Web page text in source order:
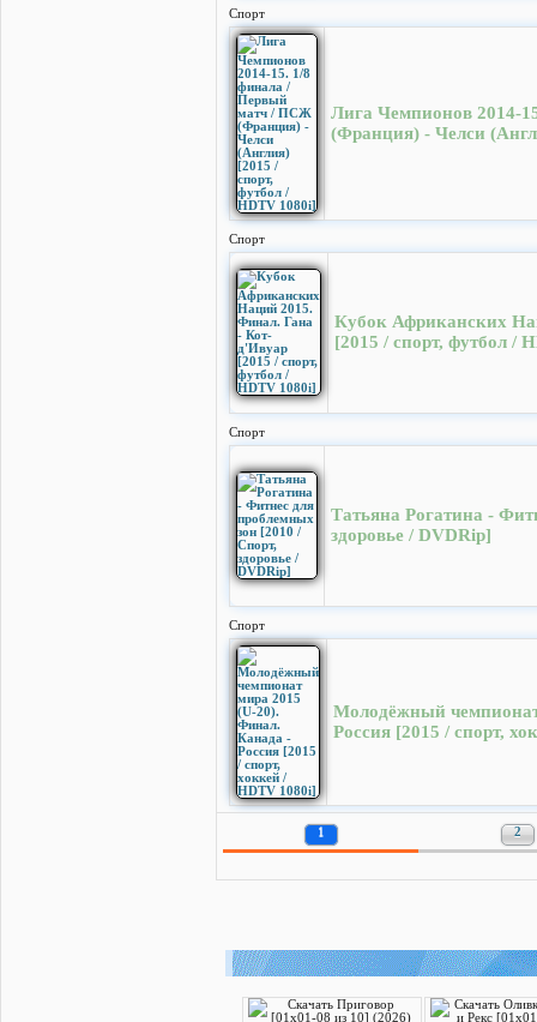
Спорт
Лига Чемпионов 2014-
(Франция) - Челси
Спорт
Кубок Африканских
[2015 / спорт, футбол /
Спорт
Татьяна Рогатина -
здоровье / DVDRip]
Спорт
Молодёжный
Россия [2015 / спорт,
1 2